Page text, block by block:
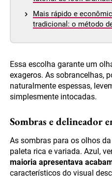
Mais rápido e
tradicional: o método
Essa escolha garante um
exageros. As sobrancelhas,
naturalmente espessas,
simplesmente intocadas.
Sombras e delineador
As sombras para os olhos
paleta rica e variada. Azul,
maioria apresentava
característicos do visual